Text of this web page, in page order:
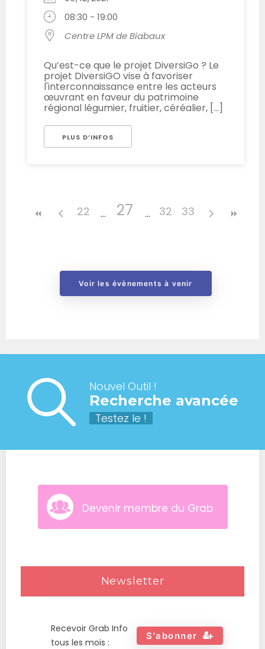
08:30 - 19:00
Centre LPM de Biabaux
Qu’est-ce que le projet DiversiGo ? Le
projet DiversiGO vise à favoriser
l'interconnaissance entre les acteurs
œuvrant en faveur du patrimoine
régional légumier, fruitier, céréalier, [...]
PLUS D’INFOS
22 27 32 33
Voir les évènements à venir
Nouvel Outil !
Recherche avancée
Testez le !
Devenir membre du Grab
Newsletter
Recevoir Grab Info
tous les mois :
S'abonner